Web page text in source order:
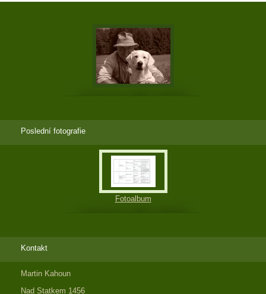
Poslední fotografie
Fotoalbum
Kontakt
Martin Kahoun
Nad Statkem 1456